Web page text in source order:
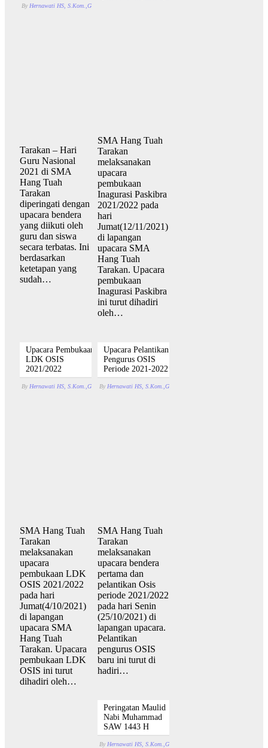
By Hernawati HS, S.Kom.,Gr.
Tarakan – Hari
Guru Nasional
2021 di SMA
Hang Tuah
Tarakan
diperingati dengan
upacara bendera
yang diikuti oleh
guru dan siswa
secara terbatas. Ini
berdasarkan
ketetapan yang
sudah…
SMA Hang Tuah
Tarakan
melaksanakan
upacara
pembukaan
Inagurasi Paskibra
2021/2022 pada
hari
Jumat(12/11/2021)
di lapangan
upacara SMA
Hang Tuah
Tarakan. Upacara
pembukaan
Inagurasi Paskibra
ini turut dihadiri
oleh…
Upacara Pembukaan
LDK OSIS
2021/2022
By Hernawati HS, S.Kom.,Gr. November 12, 2021 With
SMA Hang Tuah
Tarakan
melaksanakan
upacara
pembukaan LDK
OSIS 2021/2022
pada hari
Jumat(4/10/2021)
di lapangan
upacara SMA
Hang Tuah
Tarakan. Upacara
pembukaan LDK
OSIS ini turut
dihadiri oleh…
Upacara Pelantikan
Pengurus OSIS
Periode 2021-2022
By Hernawati HS, S.Kom.,Gr.
SMA Hang Tuah
Tarakan
melaksanakan
upacara bendera
pertama dan
pelantikan Osis
periode 2021/2022
pada hari Senin
(25/10/2021) di
lapangan upacara.
Pelantikan
pengurus OSIS
baru ini turut di
hadiri…
Peringatan Maulid
Nabi Muhammad
SAW 1443 H
By Hernawati HS, S.Kom.,Gr.